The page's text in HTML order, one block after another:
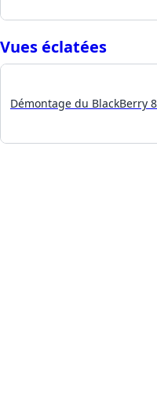
Vues éclatées
Démontage du BlackBerry